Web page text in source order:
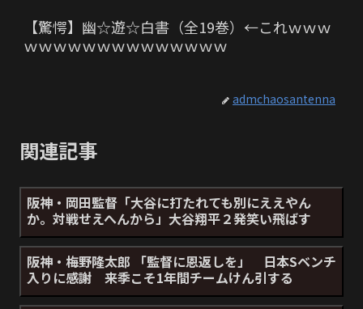
【驚愕】幽☆遊☆白書（全19巻）←これｗｗｗ
ｗｗｗｗｗｗｗｗｗｗｗｗｗｗ
admchaosantenna
関連記事
阪神・岡田監督「大谷に打たれても別にええやん
か。対戦せえへんから」大谷翔平２発笑い飛ばす
阪神・梅野隆太郎 「監督に恩返しを」 日本Sベンチ
入りに感謝 来季こそ1年間チームけん引する